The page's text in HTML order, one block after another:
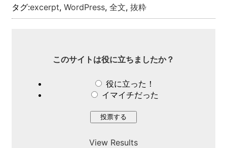
タグ:excerpt, WordPress, 全文, 抜粋
このサイトは役に立ちましたか？
役に立った！
イマイチだった
View Results